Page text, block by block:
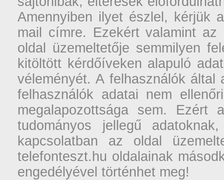
Amennyiben ilyet észlel, kérjük
mail címre. Ezekért valamint
oldal üzemeltetője semmilyen
kitöltött kérdőíveken alapuló
véleményét. A felhasználók
felhasználók adatai nem
megalapozottsága sem. Ezért
tudományos jellegű
kapcsolatban az oldal
telefonteszt.hu oldalainak
engedélyével történhet meg!